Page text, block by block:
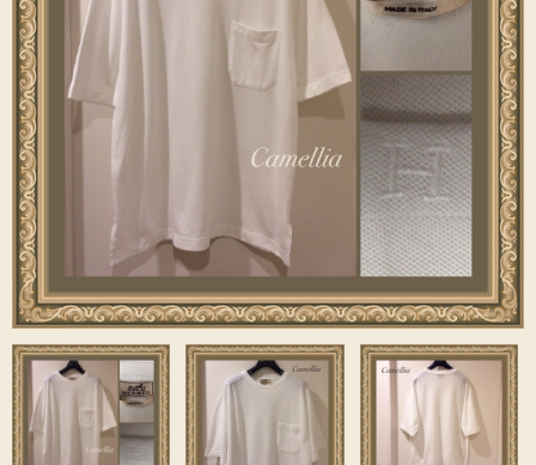
お買い物方法
ご委託方法
委託料について
よくあるご質問
お探しものを承ります
店舗概要
お知らせ
スタッフブログ